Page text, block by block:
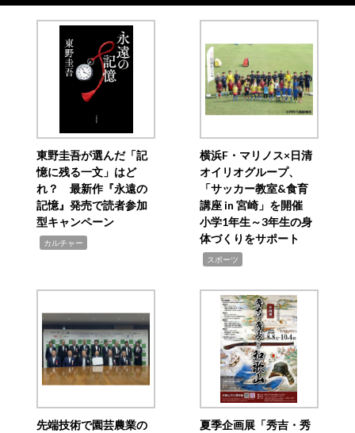
東野圭吾が選んだ「記
憶に残る一文」はど
れ？ 最新作『永遠の
記憶』発売で読者参加
型キャンペーン
カルチャー
横浜F・マリノス×日清
オイリオグループ、
「サッカー教室&食育
講座 in 宮崎」を開催
小学1年生～3年生の身
体づくりをサポート
スポーツ
先端技術で園芸農業の
夏季企画展「秀吉・秀